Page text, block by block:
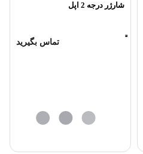
شارژر درجه 2 اپل
تماس بگیرید